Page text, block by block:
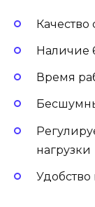
Качество
Наличие
Время
нагрузки
Удобство